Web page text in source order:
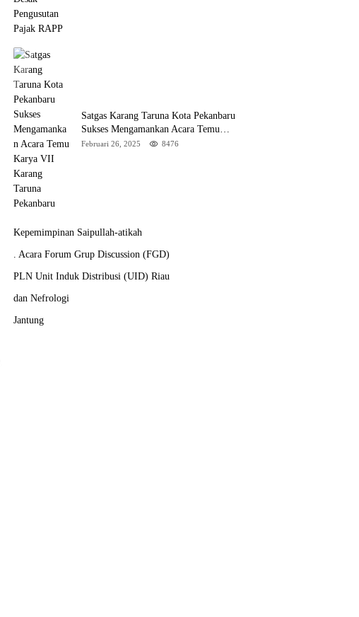
Satgas Karang Taruna Kota Pekanbaru
Sukses Mengamankan Acara Temu
Karya VII Karang Taruna Pekanbaru
Februari 26, 2025 8476
Kepemimpinan Saipullah-atikah
. Acara Forum Grup Discussion (FGD)
PLN Unit Induk Distribusi (UID) Riau
dan Nefrologi
Jantung